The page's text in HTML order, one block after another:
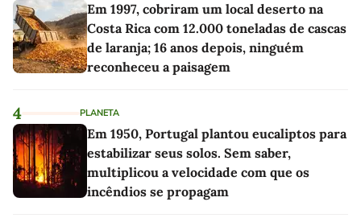
Em 1997, cobriram um local deserto na
Costa Rica com 12.000 toneladas de cascas
de laranja; 16 anos depois, ninguém
reconheceu a paisagem
4 PLANETA
Em 1950, Portugal plantou eucaliptos para
estabilizar seus solos. Sem saber,
multiplicou a velocidade com que os
incêndios se propagam